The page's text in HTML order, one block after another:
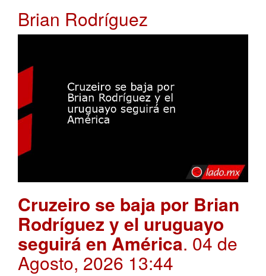
Brian Rodríguez
Cruzeiro se baja por Brian
Rodríguez y el uruguayo
seguirá en América. 04 de
Agosto, 2026 13:44